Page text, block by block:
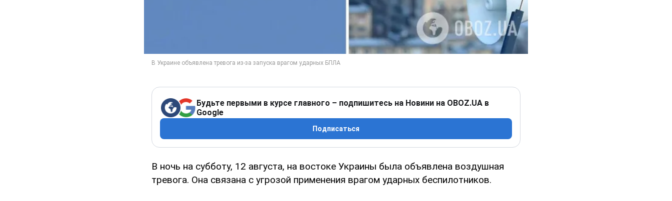
Будьте первыми в курсе главного – подпишитесь на Новини на OBOZ.UA в
Google
Подписаться
В ночь на субботу, 12 августа, на востоке Украины была объявлена воздушная
тревога. Она связана с угрозой применения врагом ударных беспилотников.